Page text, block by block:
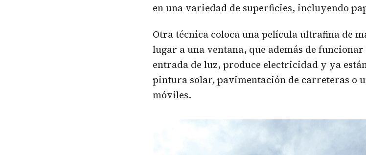
en una variedad de superficies, incluyendo
Otra técnica coloca una película ultrafina de
lugar a una ventana, que además de
entrada de luz, produce electricidad y ya
pintura solar, pavimentación de carreteras o
móviles.